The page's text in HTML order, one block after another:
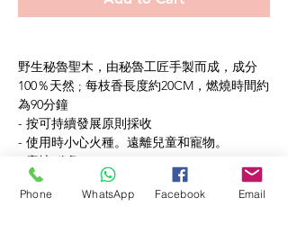
野生秘魯聖木，由秘魯工匠手製而成，成分
100％天然 ; 每枝香長度約20CM，燃燒時間約
為90分鐘
- 按可持續發展原則採收
- 使用時小心火種。遠離兒童和寵物。
- 產地:秘魯 Peru
秘魯嚴禁砍伐聖木，當聖木樹自然死亡或掉枝
Phone WhatsApp Facebook Email